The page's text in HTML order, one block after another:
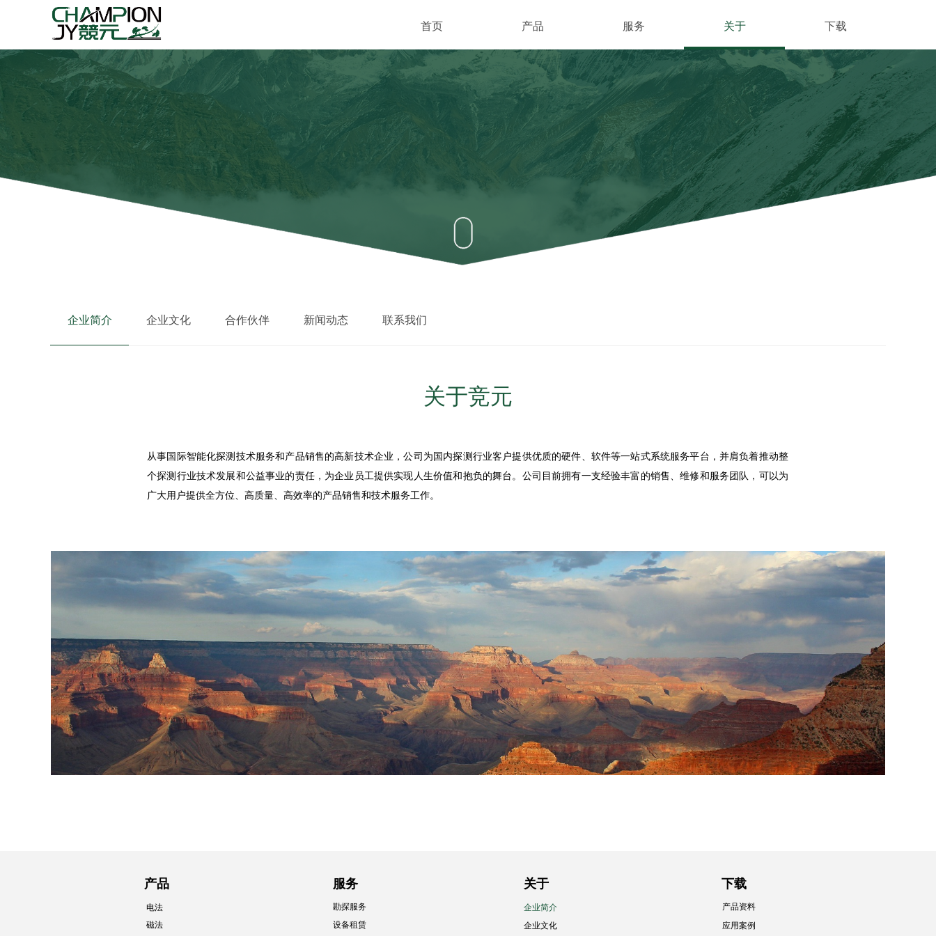
首页 产品 服务 关于 下载
关于竞元
从事国际智能化探测技术服务和产品销售的高新技术企业，公司为国内探测行业客户提供优质的硬件、软件等一站式系统服务平台，并肩负着推动整
个探测行业技术发展和公益事业的责任，为企业员工提供实现人生价值和抱负的舞台。公司目前拥有一支经验丰富的销售、维修和服务团队，可以为
广大用户提供全方位、高质量、高效率的产品销售和技术服务工作。
企业简介 企业文化 合作伙伴 新闻动态 联系我们
服务
产品 关于
产品资料
应用案例
电法
磁法
勘探服务
设备租赁
下载
企业简介
企业文化